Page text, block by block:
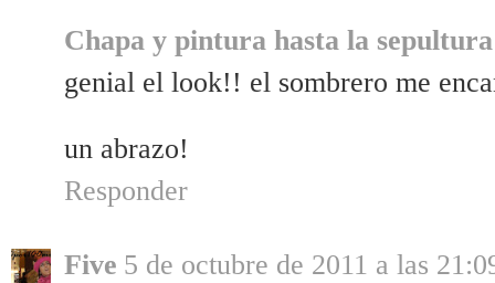
Chapa y pintura hasta la sepultura
genial el look!! el sombrero me
un abrazo!
Responder
Five 5 de octubre de 2011 a las